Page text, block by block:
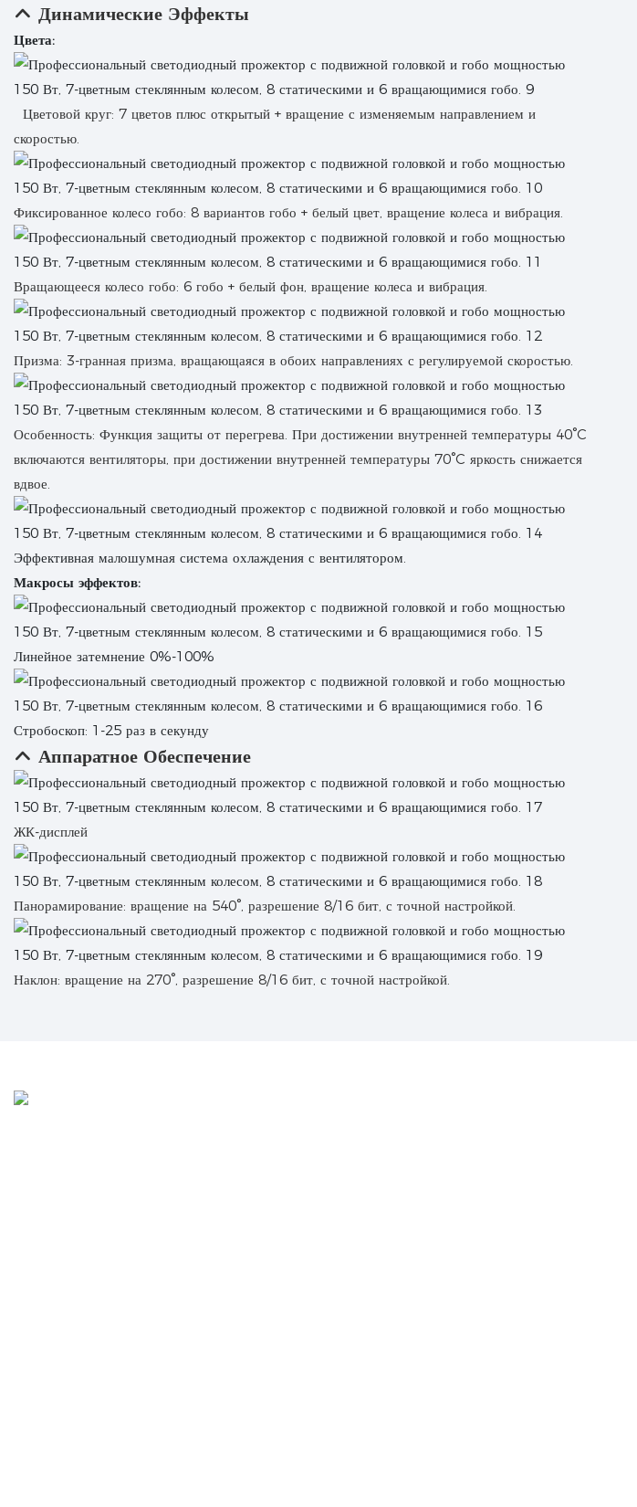
Динамические Эффекты
Цвета:
Цветовой круг: 7 цветов плюс открытый + вращение с изменяемым направлением и
скоростью.
Фиксированное колесо гобо: 8 вариантов гобо + белый цвет, вращение колеса и вибрация.
Вращающееся колесо гобо: 6 гобо + белый фон, вращение колеса и вибрация.
Призма: 3-гранная призма, вращающаяся в обоих направлениях с регулируемой скоростью.
Особенность: Функция защиты от перегрева. При достижении внутренней температуры 40°C
включаются вентиляторы, при достижении внутренней температуры 70°C яркость снижается
вдвое.
Эффективная малошумная система охлаждения с вентилятором.
Макросы эффектов:
Линейное затемнение 0%-100%
Стробоскоп: 1-25 раз в секунду
Аппаратное Обеспечение
ЖК-дисплей
Панорамирование: вращение на 540°, разрешение 8/16 бит, с точной настройкой.
Наклон: вращение на 270°, разрешение 8/16 бит, с точной настройкой.